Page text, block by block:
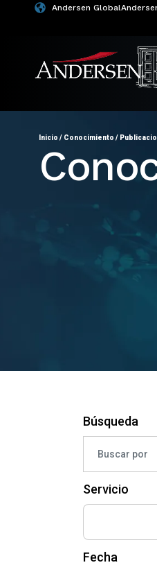
Andersen Global
Inicio / Conocimiento /
Búsqueda
Servicio
Fecha